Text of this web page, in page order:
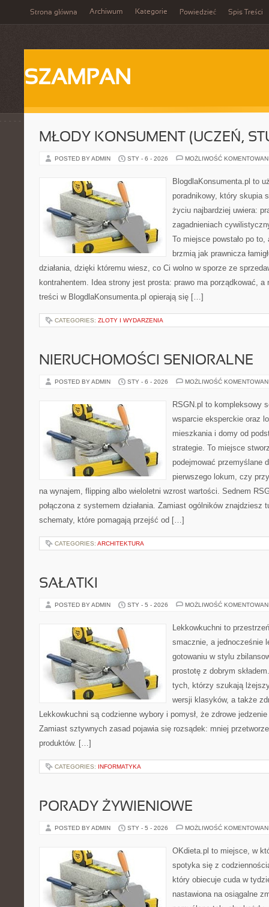
Strona główna Archiwum Kategorie Powiedzieć Spis Treści
SZAMPAN
MŁODY KONSUMENT (UCZEŃ,
POSTED BY ADMIN STY - 6 - 2026 MOŻLIWOŚĆ
BlogdlaKonsumenta.pl to
poradnikowy, który skupia
życiu najbardziej uwiera:
zagadnieniach
To miejsce powstało po
brzmią jak prawnicza
działania, dzięki któremu wiesz, co Ci wolno w sporze ze
kontrahentem. Idea strony jest prosta: prawo ma porządkować, a
treści w BlogdlaKonsumenta.pl opierają się […]
CATEGORIES: ZLOTY I WYDARZENIA
NIERUCHOMOŚCI SENIORALNE
POSTED BY ADMIN STY - 6 - 2026 MOŻLIWOŚĆ
RSGN.pl to kompleksowy
wsparcie eksperckie oraz
mieszkania i domy od
strategie. To miejsce
podejmować przemyślane
pierwszego lokum, czy
na wynajem, flipping albo wieloletni wzrost wartości. Sednem
połączona z systemem działania. Zamiast ogólników znajdziesz
schematy, które pomagają przejść od […]
CATEGORIES: ARCHITEKTURA
SAŁATKI
POSTED BY ADMIN STY - 5 - 2026 MOŻLIWOŚĆ
Lekkowkuchni to
smacznie, a jednocześnie
gotowaniu w stylu
prostotę z dobrym
tych, którzy szukają
wersji klasyków, a także
Lekkowkuchni są codzienne wybory i pomysł, że zdrowe
Zamiast sztywnych zasad pojawia się rozsądek: mniej
produktów. […]
CATEGORIES: INFORMATYKA
PORADY ŻYWIENIOWE
POSTED BY ADMIN STY - 5 - 2026 MOŻLIWOŚĆ
OKdieta.pl to miejsce, w
spotyka się z
który obiecuje cuda w
nastawiona na osiągalne